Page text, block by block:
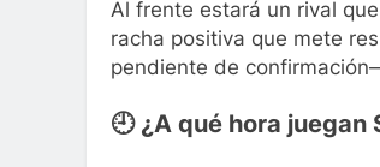
Al frente estará un rival
racha positiva que mete
pendiente de
🕘 ¿A qué hora